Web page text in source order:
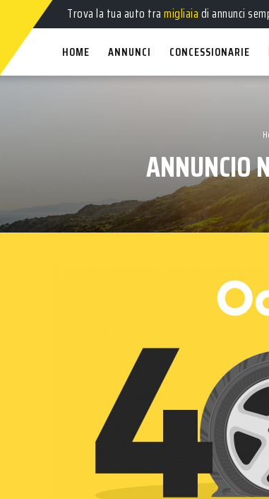
Trova la tua auto tramigliaiadi annunci
HOME ANNUNCI CONCESSIONARIE
ANNUNCIO